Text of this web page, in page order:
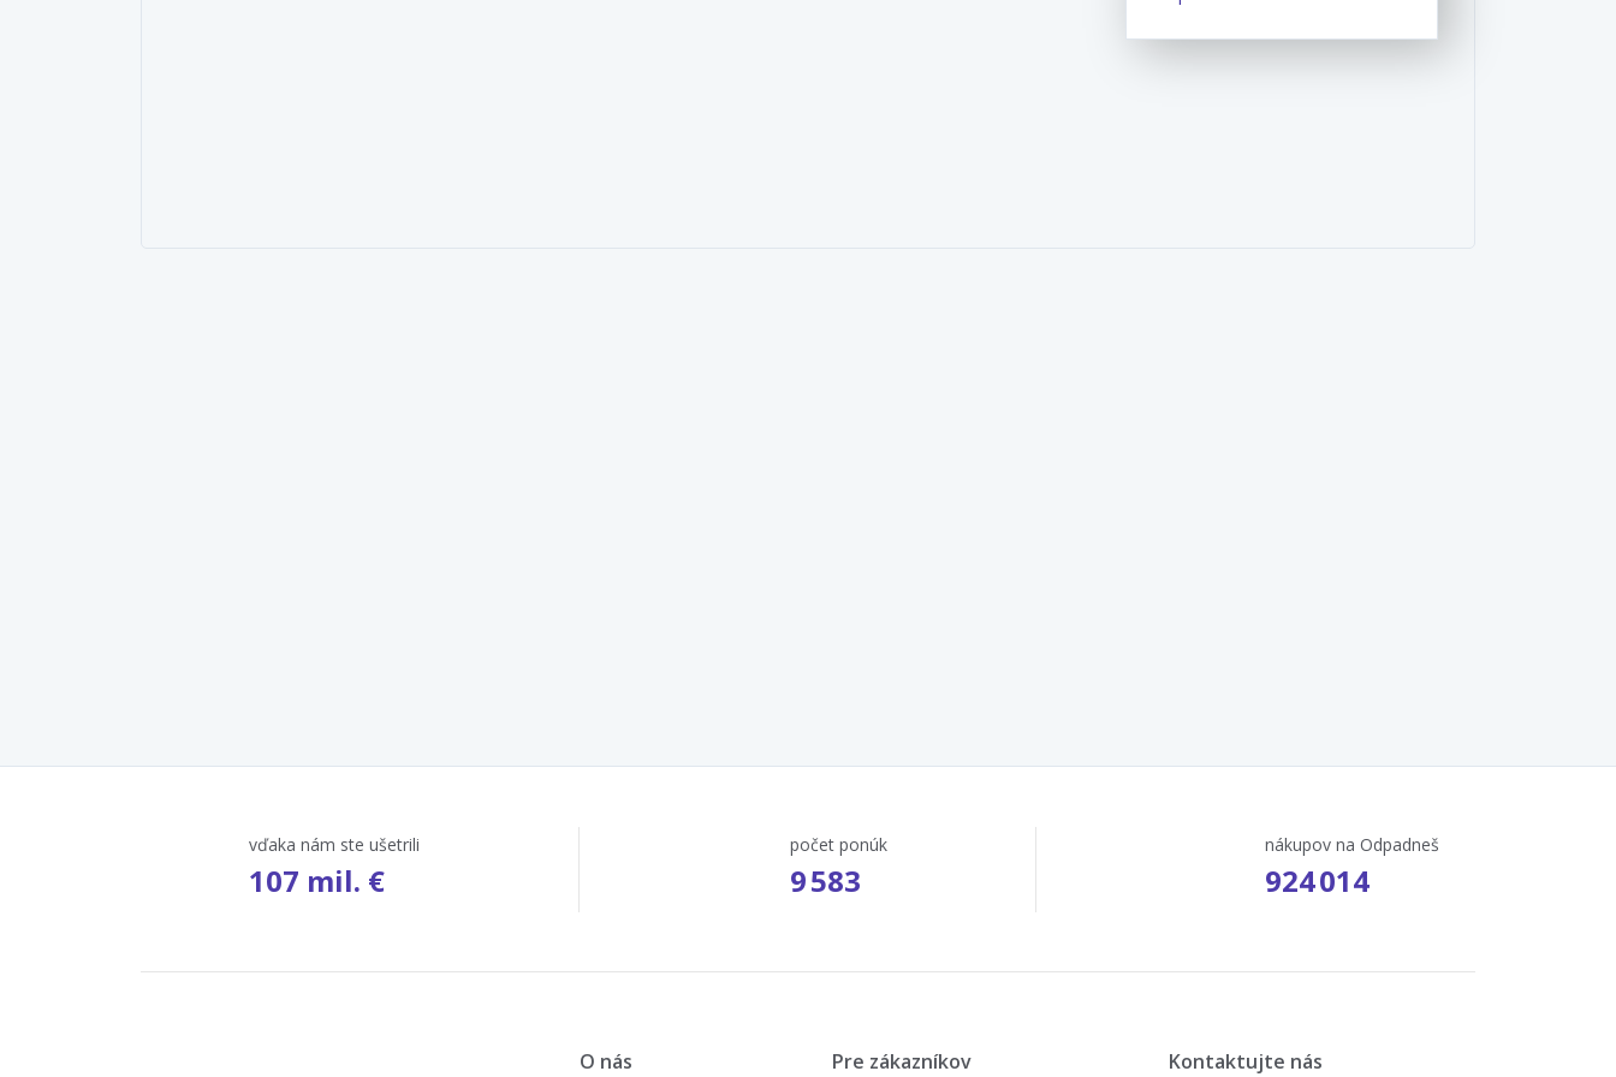
vďaka nám ste ušetrili
107 mil. €
počet ponúk
9 583
nákupov na Odpadneš
924 014
O nás Pre zákazníkov Kontaktujte nás